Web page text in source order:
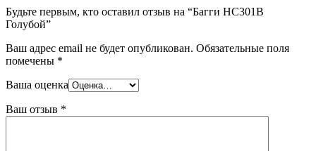
Будьте первым, кто оставил отзыв на “Багги HC301B
Голубой”
Ваш адрес email не будет опубликован. Обязательные поля
помечены *
Ваша оценка
Ваш отзыв *